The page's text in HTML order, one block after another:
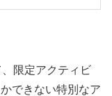
限定アクティビ
できない特別なア